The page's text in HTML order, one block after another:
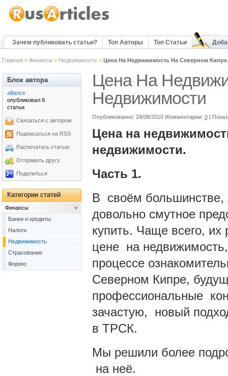
Зачем публиковать статьи? Топ Авторы Топ Статьи
Главная > Финансы > Недвижимость > Цена На Недвижимость На Северном
Цена На
Недвижимости
Опубликованно: 24/08/2010 |Комментарии: 0 |
Цена на
недвижимости.
Часть 1.
В своём
довольно смутное
купить. Чаще всего,
цене на
процессе
Северном Кипре,
профессиональные
зачастую, новый
в ТРСК.
Мы решили более
на неё.
Блок автора
alliance
опубликовал 9
статьи
Связаться с автором
Подписаться на RSS
Распечатать статью
Отправить другу
Поделиться
Категории статей
Финансы
Банки и кредиты
Налоги
Недвижимость
Страхование
Форекс